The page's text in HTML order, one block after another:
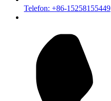
Telefon: +86-15258155449